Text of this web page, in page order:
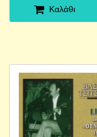
Καλάθι